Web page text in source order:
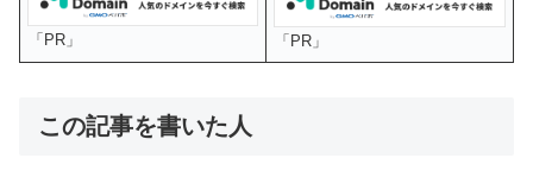
「PR」 「PR」
この記事を書いた人